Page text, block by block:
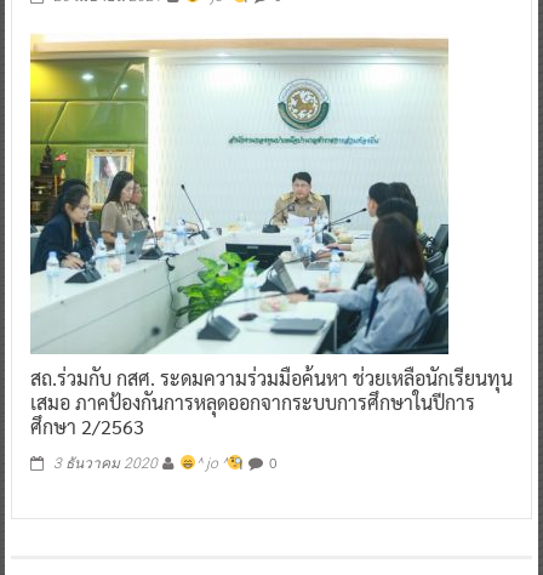
สถ.ร่วมกับ กสศ. ระดมความร่วมมือค้นหา ช่วยเหลือนักเรียนทุน
เสมอ ภาคป้องกันการหลุดออกจากระบบการศึกษาในปีการ
ศึกษา 2/2563
3 ธันวาคม 2020 ^ jo ^ 0